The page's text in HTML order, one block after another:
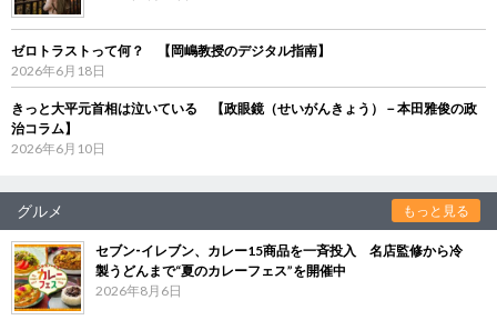
ゼロトラストって何？ 【岡嶋教授のデジタル指南】
2026年6月18日
きっと大平元首相は泣いている 【政眼鏡（せいがんきょう）－本田雅俊の政
治コラム】
2026年6月10日
グルメ もっと見る
セブン‐イレブン、カレー15商品を一斉投入 名店監修から冷
製うどんまで“夏のカレーフェス”を開催中
2026年8月6日